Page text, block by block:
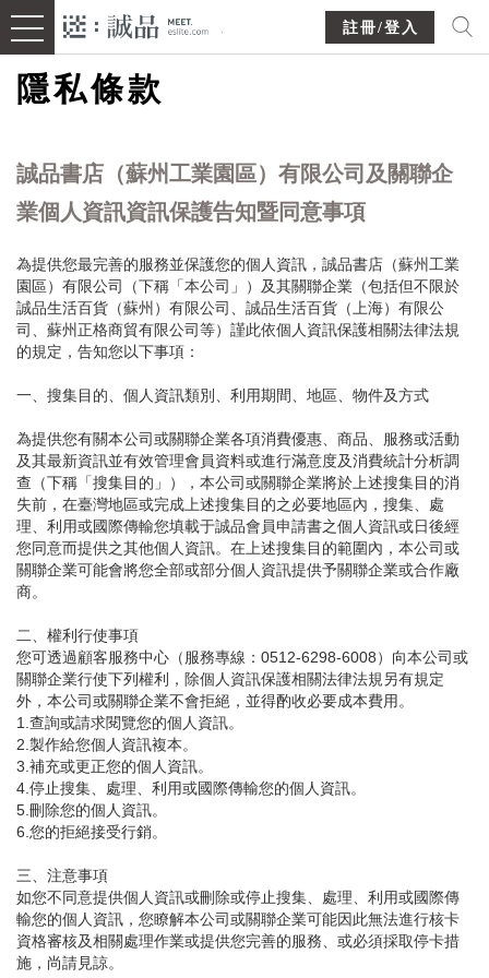
註冊/登入
隱私條款
誠品書店（蘇州工業園區）有限公司及關聯企
業個人資訊資訊保護告知暨同意事項
為提供您最完善的服務並保護您的個人資訊，誠品書店（蘇州工業
園區）有限公司（下稱「本公司」）及其關聯企業（包括但不限於
誠品生活百貨（蘇州）有限公司、誠品生活百貨（上海）有限公
司、蘇州正格商貿有限公司等）謹此依個人資訊保護相關法律法規
的規定，告知您以下事項：
一、搜集目的、個人資訊類別、利用期間、地區、物件及方式
為提供您有關本公司或關聯企業各項消費優惠、商品、服務或活動
及其最新資訊並有效管理會員資料或進行滿意度及消費統計分析調
查（下稱「搜集目的」），本公司或關聯企業將於上述搜集目的消
失前，在臺灣地區或完成上述搜集目的之必要地區內，搜集、處
理、利用或國際傳輸您填載于誠品會員申請書之個人資訊或日後經
您同意而提供之其他個人資訊。在上述搜集目的範圍內，本公司或
關聯企業可能會將您全部或部分個人資訊提供予關聯企業或合作廠
商。
二、權利行使事項
您可透過顧客服務中心（服務專線：0512-6298-6008）向本公司或
關聯企業行使下列權利，除個人資訊保護相關法律法規另有規定
外，本公司或關聯企業不會拒絕，並得酌收必要成本費用。
1.查詢或請求閱覽您的個人資訊。
2.製作給您個人資訊複本。
3.補充或更正您的個人資訊。
4.停止搜集、處理、利用或國際傳輸您的個人資訊。
5.刪除您的個人資訊。
6.您的拒絕接受行銷。
三、注意事項
如您不同意提供個人資訊或刪除或停止搜集、處理、利用或國際傳
輸您的個人資訊，您瞭解本公司或關聯企業可能因此無法進行核卡
資格審核及相關處理作業或提供您完善的服務、或必須採取停卡措
施，尚請見諒。